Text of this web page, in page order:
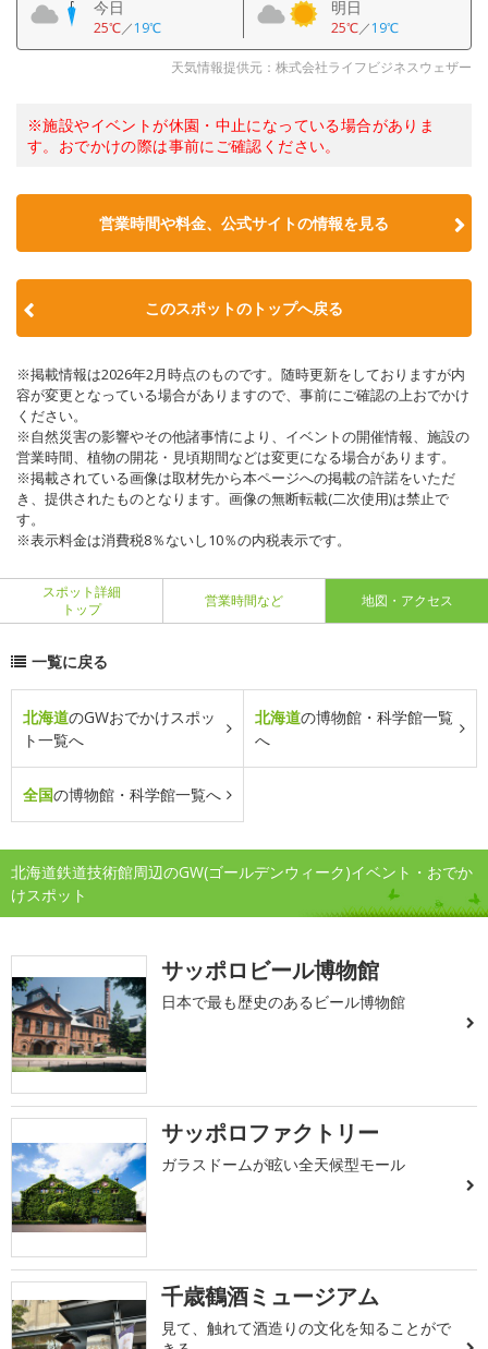
今日
25℃／19℃
明日
25℃／19℃
天気情報提供元：株式会社ライフビジネスウェザー
※施設やイベントが休園・中止になっている場合がありま
す。おでかけの際は事前にご確認ください。
営業時間や料金、公式サイトの情報を見る
このスポットのトップへ戻る
※掲載情報は2026年2月時点のものです。随時更新をしておりますが内
容が変更となっている場合がありますので、事前にご確認の上おでかけ
ください。
※自然災害の影響やその他諸事情により、イベントの開催情報、施設の
営業時間、植物の開花・見頃期間などは変更になる場合があります。
※掲載されている画像は取材先から本ページへの掲載の許諾をいただ
き、提供されたものとなります。画像の無断転載(二次使用)は禁止で
す。
※表示料金は消費税8％ないし10％の内税表示です。
スポット詳細
トップ
営業時間など 地図・アクセス
一覧に戻る
北海道のGWおでかけスポッ
ト一覧へ
北海道の博物館・科学館一覧
へ
全国の博物館・科学館一覧へ
北海道鉄道技術館周辺のGW(ゴールデンウィーク)イベント・おでか
けスポット
サッポロビール博物館
日本で最も歴史のあるビール博物館
サッポロファクトリー
ガラスドームが眩い全天候型モール
千歳鶴酒ミュージアム
見て、触れて酒造りの文化を知ることがで